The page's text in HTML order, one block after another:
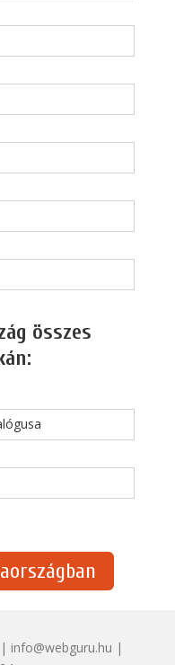
összes
info@webguru.hu |